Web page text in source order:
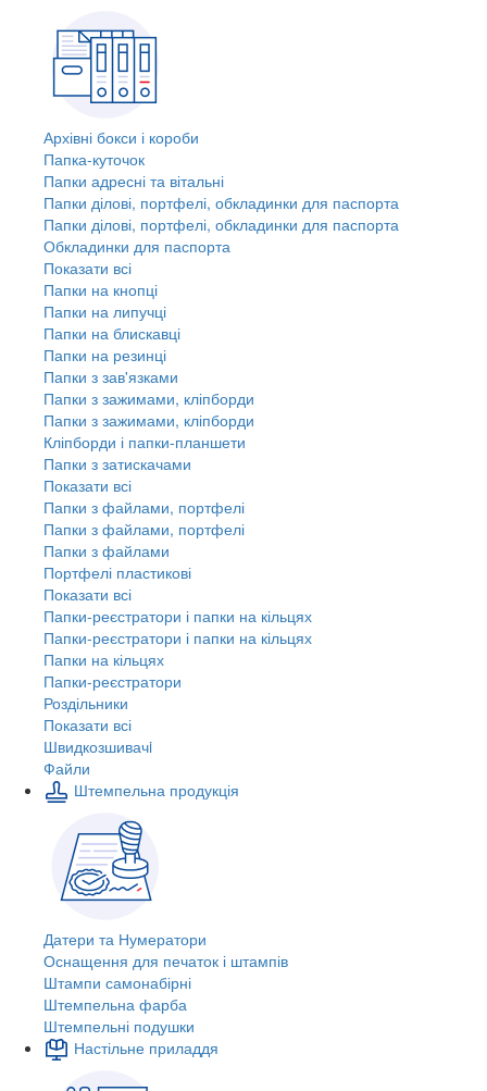
Архівні бокси і короби
Папка-куточок
Папки адресні та вітальні
Папки ділові, портфелі, обкладинки для паспорта
Папки ділові, портфелі, обкладинки для паспорта
Обкладинки для паспорта
Показати всі
Папки на кнопці
Папки на липучці
Папки на блискавці
Папки на резинці
Папки з зав'язками
Папки з зажимами, кліпборди
Папки з зажимами, кліпборди
Кліпборди і папки-планшети
Папки з затискачами
Показати всі
Папки з файлами, портфелі
Папки з файлами, портфелі
Папки з файлами
Портфелі пластикові
Показати всі
Папки-реєстратори і папки на кільцях
Папки-реєстратори і папки на кільцях
Папки на кільцях
Папки-реєстратори
Роздільники
Показати всі
Швидкозшивачi
Файли
Штемпельна продукція
Датери та Нумератори
Оснащення для печаток і штампів
Штампи самонабірні
Штемпельна фарба
Штемпельні подушки
Настільне приладдя